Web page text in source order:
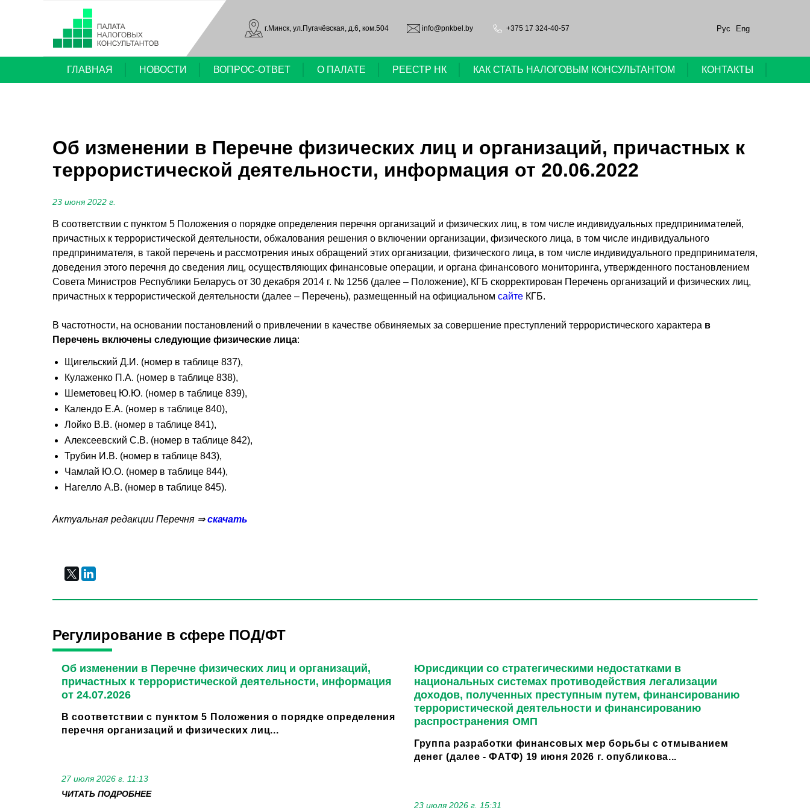
г.Минск, ул.Пугачёвская, д.6, ком.504 info@pnkbel.by +375 17 324-40-57 Рус Eng
ГЛАВНАЯ НОВОСТИ ВОПРОС-ОТВЕТ О ПАЛАТЕ РЕЕСТР НК КАК СТАТЬ НАЛОГОВЫМ КОНСУЛЬТАНТОМ КОНТАКТЫ
Об изменении в Перечне физических лиц и организаций, причастных к
террористической деятельности, информация от 20.06.2022
23 июня 2022 г.
В соответствии с пунктом 5 Положения о порядке определения перечня организаций и физических лиц, в том числе индивидуальных предпринимателей,
причастных к террористической деятельности, обжалования решения о включении организации, физического лица, в том числе индивидуального
предпринимателя, в такой перечень и рассмотрения иных обращений этих организации, физического лица, в том числе индивидуального предпринимателя,
доведения этого перечня до сведения лиц, осуществляющих финансовые операции, и органа финансового мониторинга, утвержденного постановлением
Совета Министров Республики Беларусь от 30 декабря 2014 г. № 1256 (далее – Положение), КГБ скорректирован Перечень организаций и физических лиц,
причастных к террористической деятельности (далее – Перечень), размещенный на официальном сайте КГБ.
В частотности, на основании постановлений о привлечении в качестве обвиняемых за совершение преступлений террористического характера в
Перечень включены следующие физические лица:
Щигельский Д.И. (номер в таблице 837),
Кулаженко П.А. (номер в таблице 838),
Шеметовец Ю.Ю. (номер в таблице 839),
Календо Е.А. (номер в таблице 840),
Лойко В.В. (номер в таблице 841),
Алексеевский С.В. (номер в таблице 842),
Трубин И.В. (номер в таблице 843),
Чамлай Ю.О. (номер в таблице 844),
Нагелло А.В. (номер в таблице 845).
Актуальная редакции Перечня ⇒скачать
Регулирование в сфере ПОД/ФТ
Об изменении в Перечне физических лиц и организаций,
причастных к террористической деятельности, информация
от 24.07.2026
В соответствии с пунктом 5 Положения о порядке определения
перечня организаций и физических лиц...
27 июля 2026 г. 11:13
ЧИТАТЬ ПОДРОБНЕЕ
Юрисдикции со стратегическими недостатками в
национальных системах противодействия легализации
доходов, полученных преступным путем, финансированию
террористической деятельности и финансированию
распространения ОМП
Группа разработки финансовых мер борьбы с отмыванием
денег (далее - ФАТФ) 19 июня 2026 г. опубликова...
23 июля 2026 г. 15:31